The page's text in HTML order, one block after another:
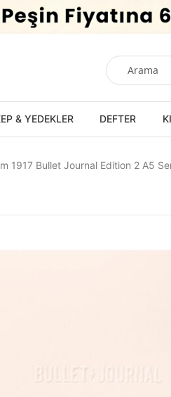
& YEDEKLER DEFTER
1917 Bullet Journal Edition 2 A5